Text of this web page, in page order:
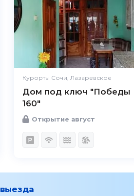
Курорты Сочи, Лазаревское
Дом под ключ "Победы
160"
Открытие август
выезда